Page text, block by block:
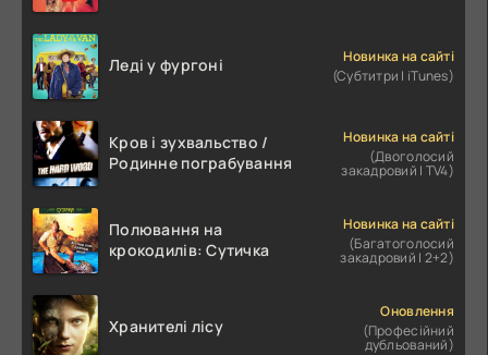
Леді у фургоні
Новинка на сайті
(Субтитри | iTunes)
Кров і зухвальство /
Родинне пограбування
Новинка на сайті
(Двоголосий
закадровий | TV4)
Полювання на
крокодилів: Сутичка
Новинка на сайті
(Багатоголосий
закадровий | 2+2)
Хранителі лісу
Оновлення
(Професійний
дубльований)